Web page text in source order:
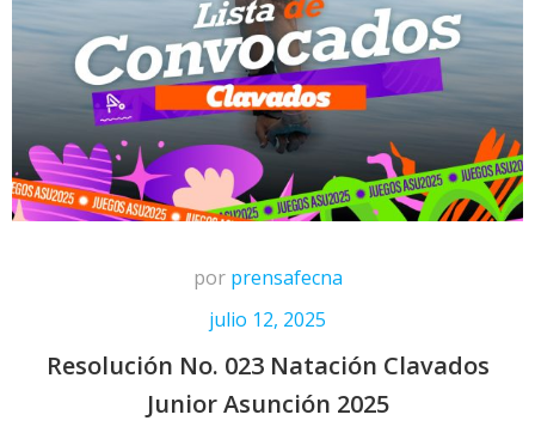
por prensafecna
julio 12, 2025
Resolución No. 023 Natación Clavados
Junior Asunción 2025